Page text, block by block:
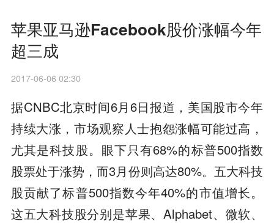
苹果亚马逊Facebook股价涨幅今年
超三成
2017-06-06 02:30
据CNBC北京时间6月6日报道，美国股市今年
持续大涨，市场观察人士抱怨涨幅可能过高，
尤其是科技股。眼下只有68%的标普500指数
股票处于涨势，而3月份则高达80%。五大科技
股贡献了标普500指数今年40%的市值增长。
这五大科技股分别是苹果、Alphabet、微软、